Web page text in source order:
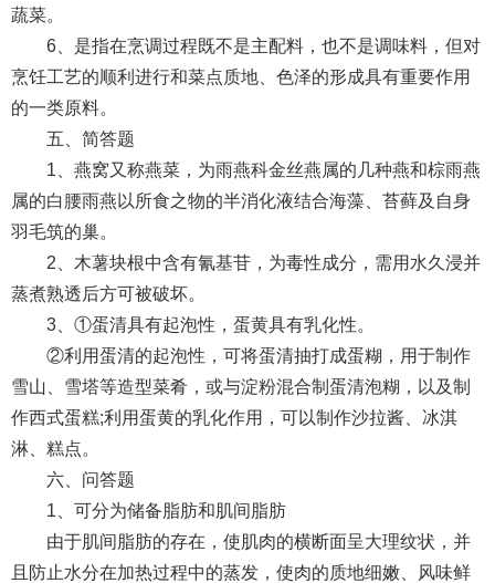
蔬菜。
6、是指在烹调过程既不是主配料，也不是调味料，但对
烹饪工艺的顺利进行和菜点质地、色泽的形成具有重要作用
的一类原料。
五、简答题
1、燕窝又称燕菜，为雨燕科金丝燕属的几种燕和棕雨燕
属的白腰雨燕以所食之物的半消化液结合海藻、苔藓及自身
羽毛筑的巢。
2、木薯块根中含有氰基苷，为毒性成分，需用水久浸并
蒸煮熟透后方可被破坏。
3、①蛋清具有起泡性，蛋黄具有乳化性。
②利用蛋清的起泡性，可将蛋清抽打成蛋糊，用于制作
雪山、雪塔等造型菜肴，或与淀粉混合制蛋清泡糊，以及制
作西式蛋糕;利用蛋黄的乳化作用，可以制作沙拉酱、冰淇
淋、糕点。
六、问答题
1、可分为储备脂肪和肌间脂肪
由于肌间脂肪的存在，使肌肉的横断面呈大理纹状，并
且防止水分在加热过程中的蒸发，使肉的质地细嫩、风味鲜